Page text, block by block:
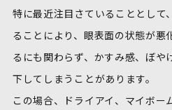
特に最近注目さていることとして
ることにより、眼表面の状態が悪
るにも関わらず、かすみ感、ぼや
下してしまうことがあります。
この場合、ドライアイ、マイボー